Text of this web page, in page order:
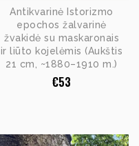
Antikvarinė Istorizmo
epochos žalvarinė
žvakidė su maskaronais
ir liūto kojelėmis (Aukštis
21 cm, ~1880–1910 m.)
€53